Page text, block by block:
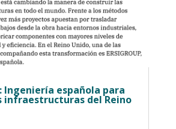
Ingeniería española para
infraestructuras del Reino